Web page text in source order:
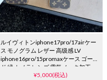
ルイヴィトンiphone17pro/17airケー
ス モノグラム レザー 高级感 LV
iphone16pro/15promaxケース ゴール
ド 縁 カメラレンズ 電気メッキ加工
gucci galaxy s25/s24plusケース 大人
¥5,000(税込)